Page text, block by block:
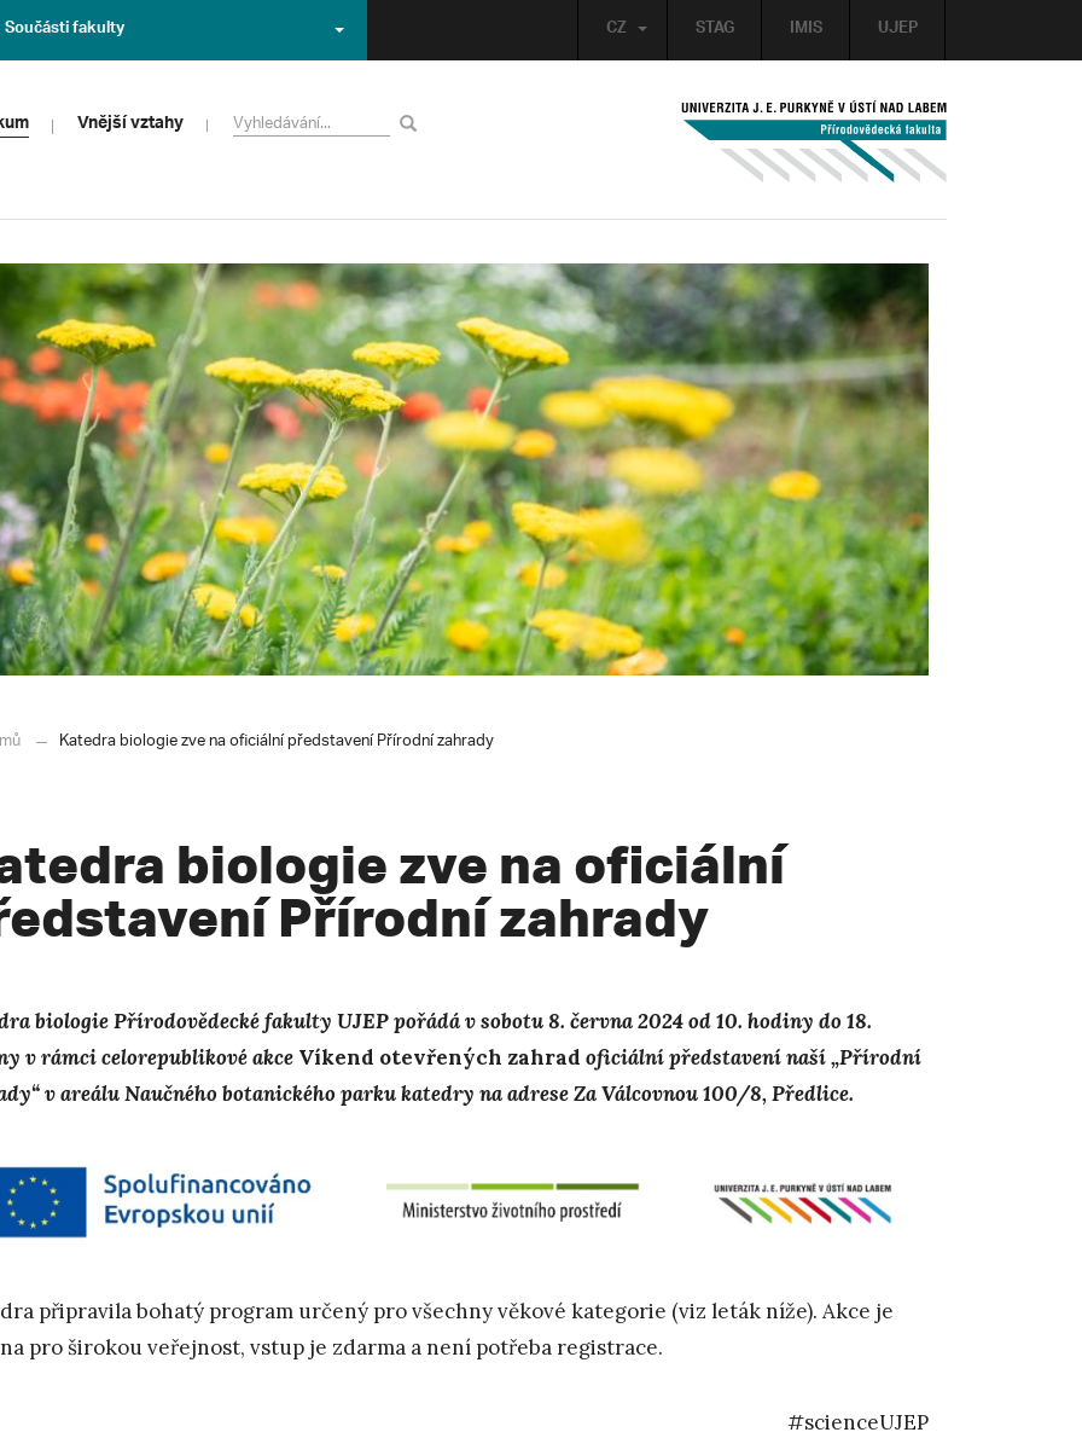
STAG IMIS UJEP
CZ
Součásti fakulty
Vnější vztahy
Katedra biologie zve na oficiální představení Přírodní zahrady
biologie zve na oficiální
Přírodní zahrady
biologie Přírodovědecké fakulty UJEP pořádá v sobotu 8. června 2024 od 10. hodiny do 18.
v rámci celorepublikové akce Víkend otevřených zahrad oficiální představení naší „Přírodní
v areálu Naučného botanického parku katedry na adrese Za Válcovnou 100/8, Předlice.
připravila bohatý program určený pro všechny věkové kategorie (viz leták níže). Akce je
pro širokou veřejnost, vstup je zdarma a není potřeba registrace.
#scienceUJEP